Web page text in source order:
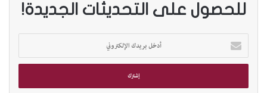
للحصول على التحديثات الجديدة!
خ
ب